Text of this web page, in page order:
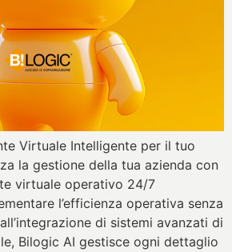
Virtuale Intelligente per il tuo
la gestione della tua azienda con
virtuale operativo 24/7
l’efficienza operativa senza
di sistemi avanzati di
Bilogic AI gestisce ogni dettaglio